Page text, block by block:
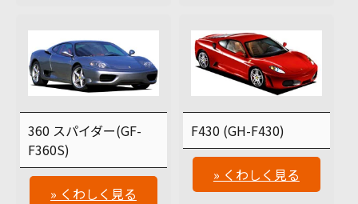
360 スパイダー(GF-
F360S)
» くわしく見る
F430 (GH-F430)
» くわしく見る